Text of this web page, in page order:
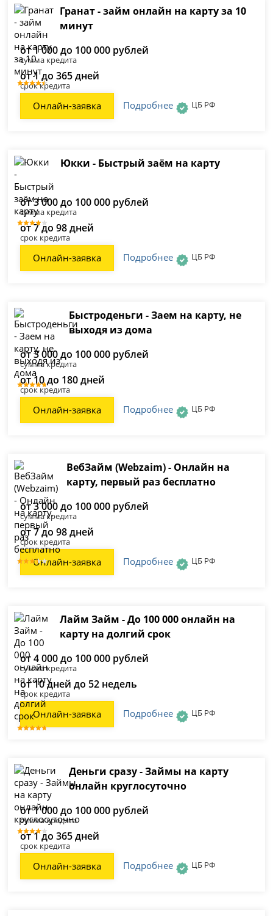
Гранат - займ онлайн на карту за 10
минут
от 1 000 до 100 000 рублей
сумма кредита
от 1 до 365 дней
срок кредита
Онлайн-заявка Подробнее ЦБ РФ
Юкки - Быстрый заём на карту
от 3 000 до 100 000 рублей
сумма кредита
от 7 до 98 дней
срок кредита
Онлайн-заявка Подробнее ЦБ РФ
Быстроденьги - Заем на карту, не
выходя из дома
от 3 000 до 100 000 рублей
сумма кредита
от 10 до 180 дней
срок кредита
Онлайн-заявка Подробнее ЦБ РФ
ВебЗайм (Webzaim) - Онлайн на
карту, первый раз бесплатно
от 3 000 до 100 000 рублей
сумма кредита
от 7 до 98 дней
срок кредита
Онлайн-заявка Подробнее ЦБ РФ
Лайм Займ - До 100 000 онлайн на
карту на долгий срок
от 4 000 до 100 000 рублей
сумма кредита
от 10 дней до 52 недель
срок кредита
Онлайн-заявка Подробнее ЦБ РФ
Деньги сразу - Займы на карту
онлайн круглосуточно
от 1 000 до 100 000 рублей
сумма кредита
от 1 до 365 дней
срок кредита
Онлайн-заявка Подробнее ЦБ РФ